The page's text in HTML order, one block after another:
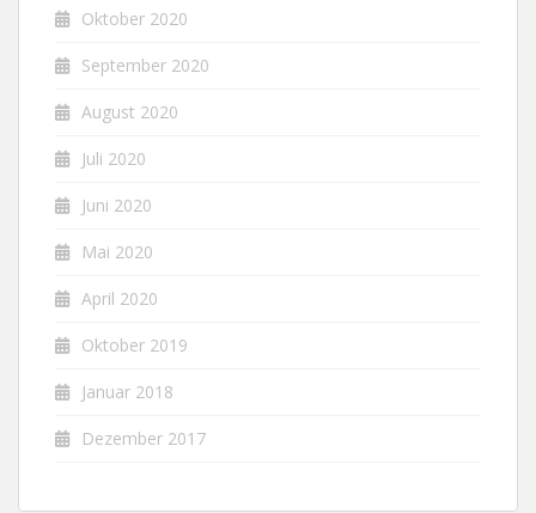
Oktober 2020
September 2020
August 2020
Juli 2020
Juni 2020
Mai 2020
April 2020
Oktober 2019
Januar 2018
Dezember 2017